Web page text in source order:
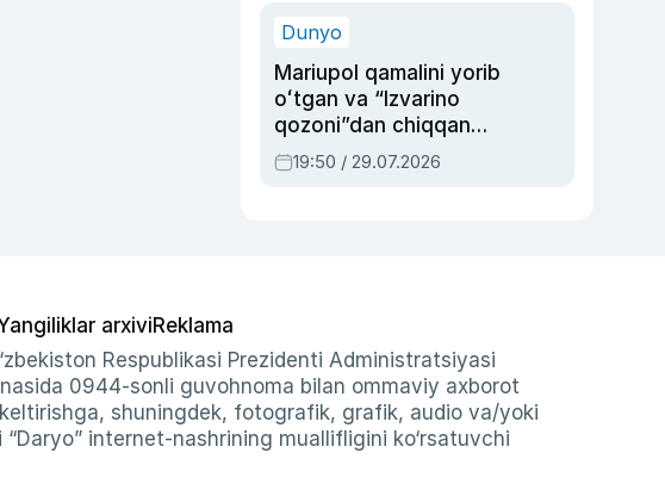
Dunyo
Mariupol qamalini yorib
oʻtgan va “Izvarino
qozoni”dan chiqqan
qahramon — Ukraina
armiyasi bosh
19:50 / 29.07.2026
arxiviReklama
Respublikasi Prezidenti Administratsiyasi
0944-sonli guvohnoma bilan ommaviy axborot
shuningdek, fotografik, grafik, audio va/yoki
internet-nashrining muallifligini ko‘rsatuvchi